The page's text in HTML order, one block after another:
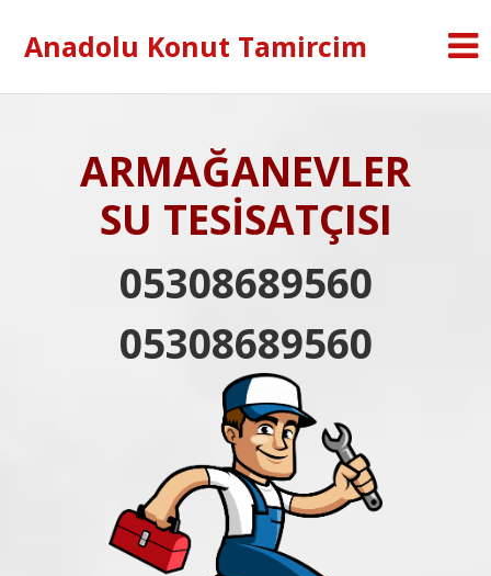
Anadolu Konut Tamircim
ARMAĞANEVLER
SU TESİSATÇISI
05308689560
05308689560